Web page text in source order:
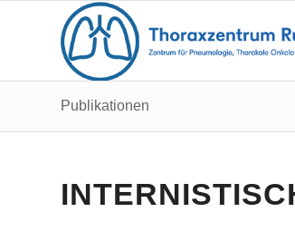
Publikationen